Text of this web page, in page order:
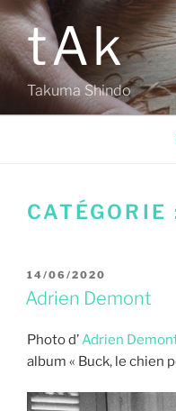
Aller
au
contenu
principaltAk
Takuma Shindo
CATÉGORIE
PUBLIÉ
LE
14/06/2020
Adrien Demont
Photo d’Adrien
album « Buck, le chien